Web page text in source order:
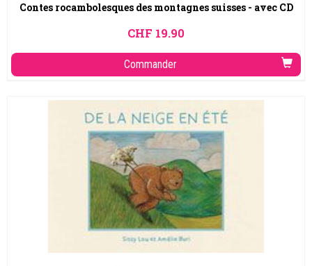
Contes rocambolesques des montagnes suisses - avec CD
CHF 19.90
Commander